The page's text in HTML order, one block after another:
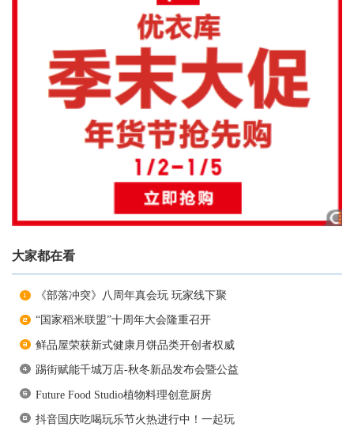
大家都在看
《部落冲突》八周年真会玩 玩家线下聚
“国家稻米联盟”十周年大会隆重召开
鲜品屋荣获新式健康月饼品类开创者权威
踢街赋能千城万店-秋冬新品发布会暨公益
Future Food Studio植物料理创意厨房
抖音国庆吃喝玩乐节火热进行中！一起玩